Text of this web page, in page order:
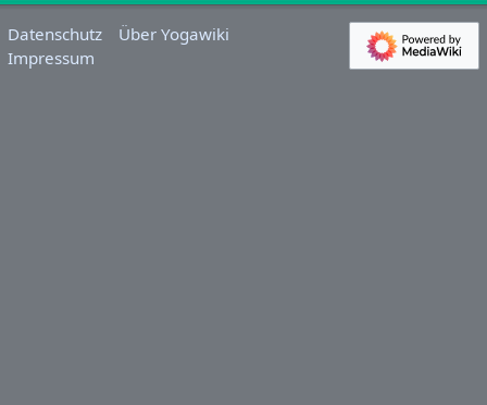
Datenschutz
Über Yogawiki
Impressum